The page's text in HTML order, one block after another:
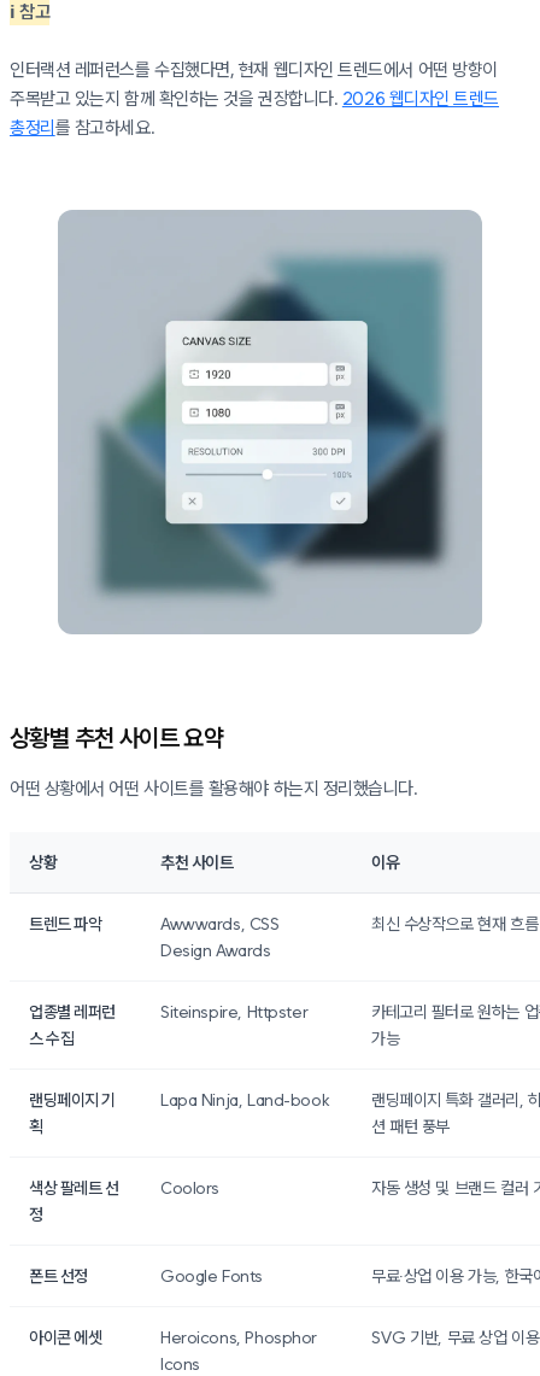
ℹ️ 참고
인터랙션 레퍼런스를 수집했다면, 현재 웹디자인 트렌드에서 어떤 방향이
주목받고 있는지 함께 확인하는 것을 권장합니다. 2026 웹디자인 트렌드
총정리 를 참고하세요.
상황별 추천 사이트 요약
어떤 상황에서 어떤 사이트를 활용해야 하는지 정리했습니다.
상황 추천 사이트 이유
트렌드 파악
Awwwards, CSS
Design Awards
최신 수상작으로 현재 흐
업종별 레퍼런
스 수집
Siteinspire, Httpster
카테고리 필터로 원하는
가능
랜딩페이지 기
획
Lapa Ninja, Land-book
랜딩페이지 특화 갤러리,
션 패턴 풍부
색상 팔레트 선
정
Coolors 자동 생성 및 브랜드 컬러
폰트 선정 Google Fonts 무료·상업 이용 가능, 한국
아이콘 에셋
Heroicons, Phosphor
Icons
SVG 기반, 무료 상업 이